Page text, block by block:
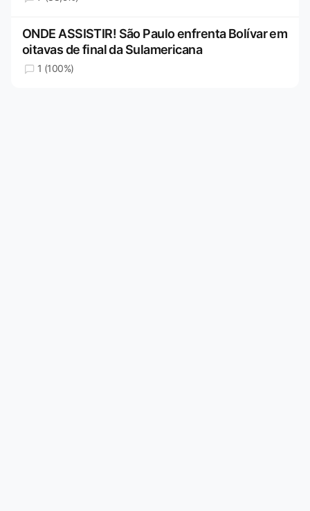
ONDE ASSISTIR! São Paulo enfrenta Bolívar em
oitavas de final da Sulamericana
1 (100%)